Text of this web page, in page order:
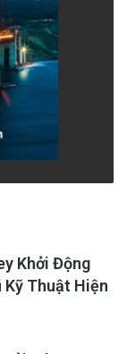
Khởi Động
Kỹ Thuật Hiện